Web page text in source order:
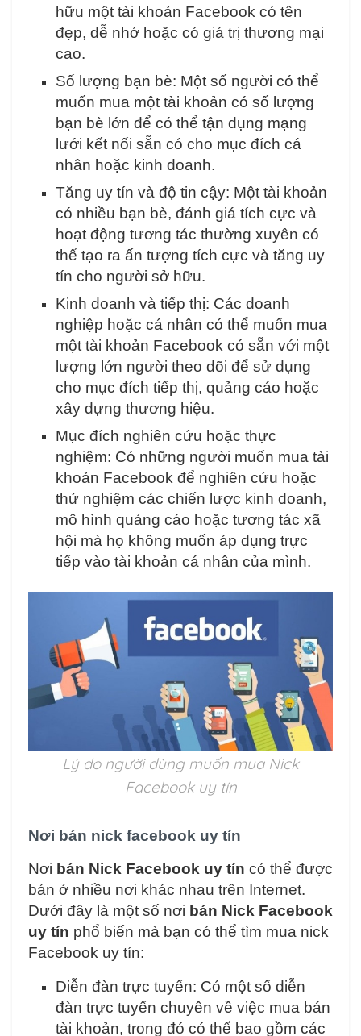
hữu một tài khoản Facebook có tên
đẹp, dễ nhớ hoặc có giá trị thương mại
cao.
Số lượng bạn bè: Một số người có thể
muốn mua một tài khoản có số lượng
bạn bè lớn để có thể tận dụng mạng
lưới kết nối sẵn có cho mục đích cá
nhân hoặc kinh doanh.
Tăng uy tín và độ tin cậy: Một tài khoản
có nhiều bạn bè, đánh giá tích cực và
hoạt động tương tác thường xuyên có
thể tạo ra ấn tượng tích cực và tăng uy
tín cho người sở hữu.
Kinh doanh và tiếp thị: Các doanh
nghiệp hoặc cá nhân có thể muốn mua
một tài khoản Facebook có sẵn với một
lượng lớn người theo dõi để sử dụng
cho mục đích tiếp thị, quảng cáo hoặc
xây dựng thương hiệu.
Mục đích nghiên cứu hoặc thực
nghiệm: Có những người muốn mua tài
khoản Facebook để nghiên cứu hoặc
thử nghiệm các chiến lược kinh doanh,
mô hình quảng cáo hoặc tương tác xã
hội mà họ không muốn áp dụng trực
tiếp vào tài khoản cá nhân của mình.
Lý do người dùng muốn mua Nick
Facebook uy tín
Nơi bán nick facebook uy tín
Nơi bán Nick Facebook uy tín có thể được
bán ở nhiều nơi khác nhau trên Internet.
Dưới đây là một số nơi bán Nick Facebook
uy tín phổ biến mà bạn có thể tìm mua nick
Facebook uy tín:
Diễn đàn trực tuyến: Có một số diễn
đàn trực tuyến chuyên về việc mua bán
tài khoản, trong đó có thể bao gồm các